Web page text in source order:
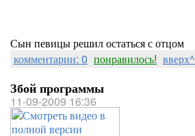
Сын певицы решил остаться с отцом
комментарии: 0 понравилось! вверх^
Збой программы
11-09-2009 16:36